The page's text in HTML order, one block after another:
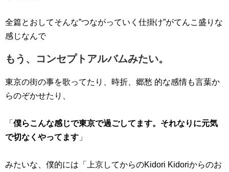
全篇とおしてそんな”つながっていく仕掛け”がてんこ盛りな
感じなんで
もう、コンセプトアルバムみたい。
東京の街の事を歌ってたり、時折、郷愁 的な感情も言葉か
らのぞかせたり、
「 僕らこんな感じで東京で過ごしてます。それなりに元気
で切なくやってます 」
みたいな、僕的には「上京してからのKidori Kidoriからのお